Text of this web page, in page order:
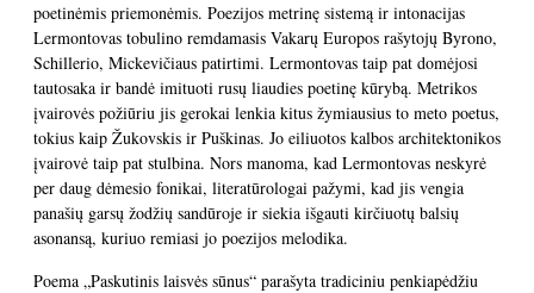
poetinėmis priemonėmis. Poezijos metrinę sistemą ir intonacijas
Lermontovas tobulino remdamasis Vakarų Europos rašytojų Byrono,
Schillerio, Mickevičiaus patirtimi. Lermontovas taip pat domėjosi
tautosaka ir bandė imituoti rusų liaudies poetinę kūrybą. Metrikos
įvairovės požiūriu jis gerokai lenkia kitus žymiausius to meto poetus,
tokius kaip Žukovskis ir Puškinas. Jo eiliuotos kalbos architektonikos
įvairovė taip pat stulbina. Nors manoma, kad Lermontovas neskyrė
per daug dėmesio fonikai, literatūrologai pažymi, kad jis vengia
panašių garsų žodžių sandūroje ir siekia išgauti kirčiuotų balsių
asonansą, kuriuo remiasi jo poezijos melodika.
Poema „Paskutinis laisvės sūnus“ parašyta tradiciniu penkiapėdžiu